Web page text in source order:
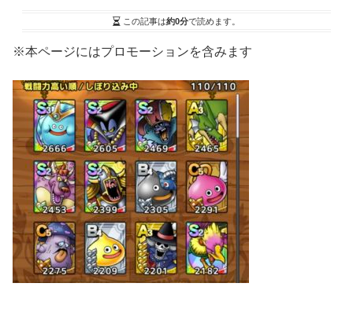
この記事は約0分で読めます。
※本ページにはプロモーションを含みます